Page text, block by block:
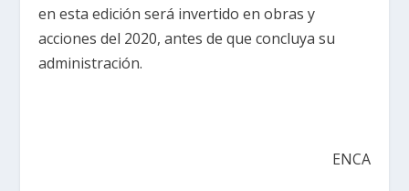
en esta edición será invertido en obras y
acciones del 2020, antes de que concluya su
administración.
ENCA